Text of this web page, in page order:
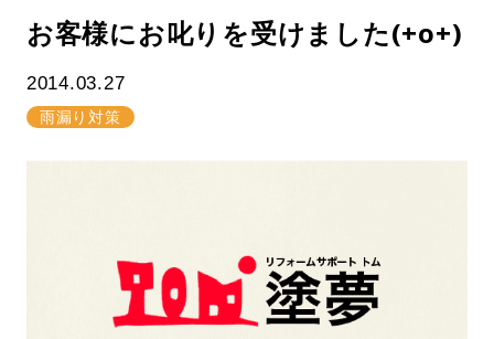
お客様にお叱りを受けました(+o+)
2014.03.27
雨漏り対策